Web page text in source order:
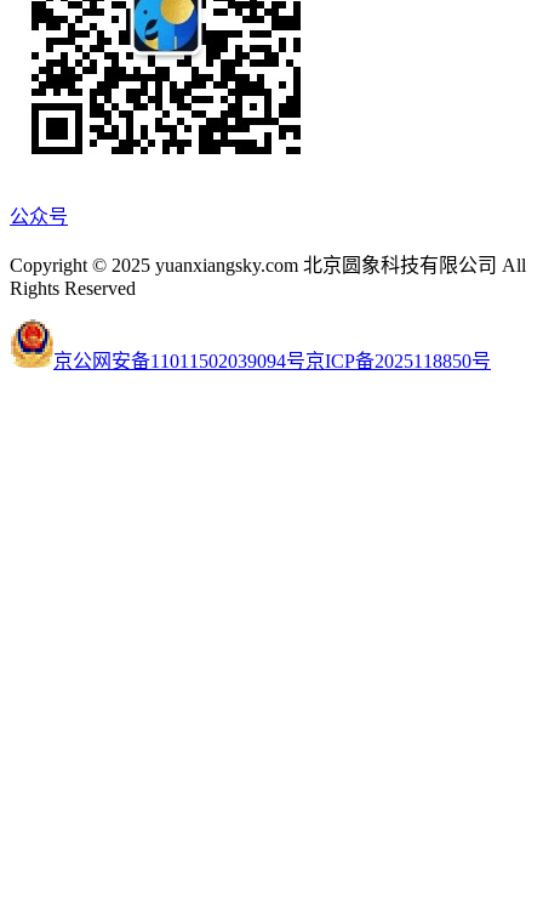
公众号
Copyright © 2025 yuanxiangsky.com 北京圆象科技有限公司 All
Rights Reserved
京公网安备11011502039094号京ICP备2025118850号